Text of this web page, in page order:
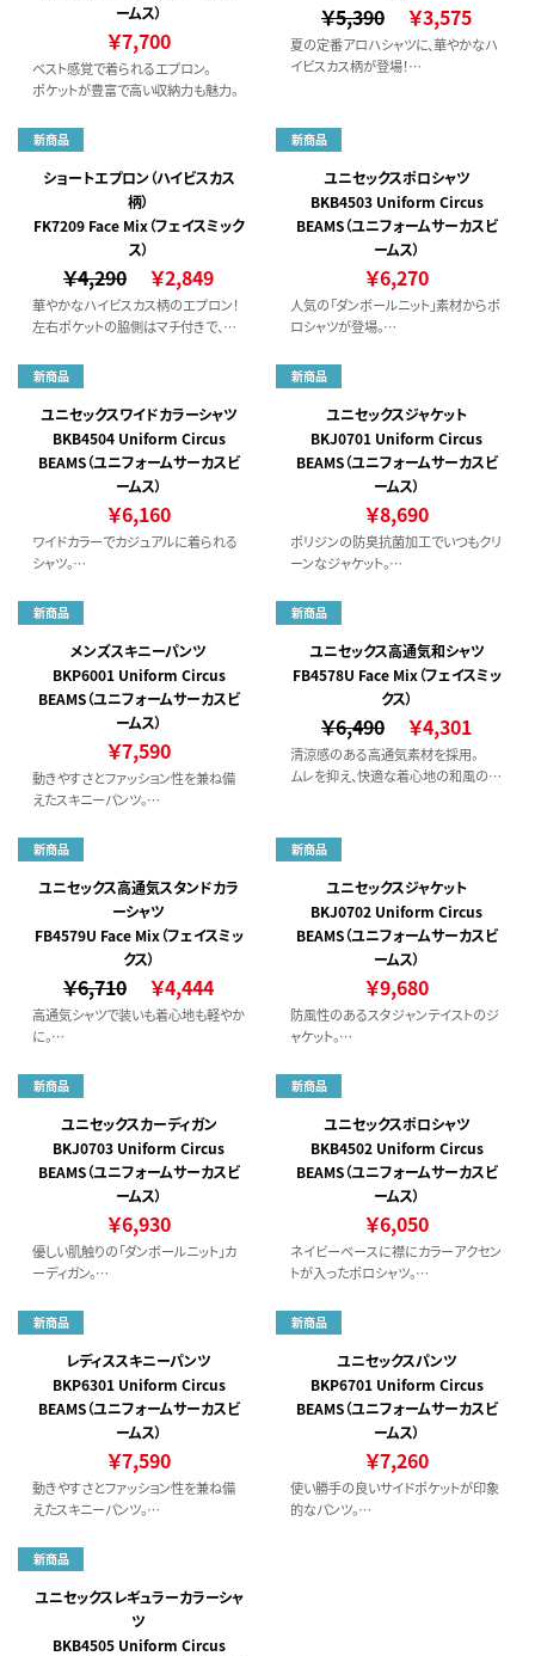
ームス）
￥7,700
ベスト感覚で着られるエプロン。
ポケットが豊富で高い収納力も魅力。
￥5,390 ￥3,575
夏の定番アロハシャツに、華やかなハ
イビスカス柄が登場！
新商品
ショートエプロン（ハイビスカス
柄）
FK7209 Face Mix（フェイスミック
ス）
￥4,290 ￥2,849
華やかなハイビスカス柄のエプロン！
左右ポケットの脇側はマチ付きで、収
カラフルな明るさで、カフェやビアガー
デン、リゾート施設やイベントまで、幅
広く多彩に着用いただけます。
新商品
ユニセックスポロシャツ
BKB4503 Uniform Circus
BEAMS（ユニフォームサーカスビ
ームス）
￥6,270
人気の「ダンボールニット」素材からポ
ロシャツが登場。
シーンを快適に。
新商品
ユニセックスワイドカラーシャツ
BKB4504 Uniform Circus
BEAMS（ユニフォームサーカスビ
ームス）
￥6,160
ワイドカラーでカジュアルに着られる
シャツ。
ザイン。
新商品
ユニセックスジャケット
BKJ0701 Uniform Circus
BEAMS（ユニフォームサーカスビ
ームス）
￥8,690
ポリジンの防臭抗菌加工でいつもクリ
ーンなジャケット。
ット仕様。
新商品
メンズスキニーパンツ
BKP6001 Uniform Circus
BEAMS（ユニフォームサーカスビ
ームス）
￥7,590
動きやすさとファッション性を兼ね備
えたスキニーパンツ。
に対応。
新商品
ユニセックス高通気和シャツ
FB4578U Face Mix（フェイスミッ
クス）
￥6,490 ￥4,301
清涼感のある高通気素材を採用。
ムレを抑え、快適な着心地の和風のシ
新商品
ユニセックス高通気スタンドカラ
ーシャツ
FB4579U Face Mix（フェイスミッ
クス）
￥6,710 ￥4,444
高通気シャツで装いも着心地も軽やか
に。
新商品
ユニセックスジャケット
BKJ0702 Uniform Circus
BEAMS（ユニフォームサーカスビ
ームス）
￥9,680
防風性のあるスタジャンテイストのジ
ャケット。
ボトル繊維」を採用。
抗菌防臭加工「ポリジン・ステイフレッ
シュ加工」でいつもクリーンに。
新商品
ユニセックスカーディガン
BKJ0703 Uniform Circus
BEAMS（ユニフォームサーカスビ
ームス）
￥6,930
優しい肌触りの「ダンボールニット」カ
ーディガン。
あれば安心。
新商品
ユニセックスポロシャツ
BKB4502 Uniform Circus
BEAMS（ユニフォームサーカスビ
ームス）
￥6,050
ネイビーベースに襟にカラーアクセン
トが入ったポロシャツ。
きりとしたデザインが特長。
新商品
レディススキニーパンツ
BKP6301 Uniform Circus
BEAMS（ユニフォームサーカスビ
ームス）
￥7,590
動きやすさとファッション性を兼ね備
えたスキニーパンツ。
に対応。
新商品
ユニセックスパンツ
BKP6701 Uniform Circus
BEAMS（ユニフォームサーカスビ
ームス）
￥7,260
使い勝手の良いサイドポケットが印象
的なパンツ。
新商品
ユニセックスレギュラーカラーシャ
ツ
BKB4505 Uniform Circus